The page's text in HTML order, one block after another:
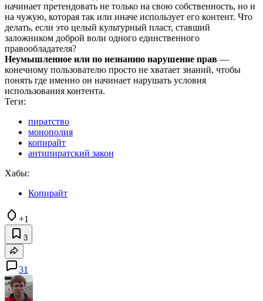
начинает претендовать не только на свою собственность, но и
на чужую, которая так или иначе использует его контент. Что
делать, если это целый культурный пласт, ставший
заложником доброй воли одного единственного
правообладателя?
Неумышленное или по незнанию нарушение прав —
конечному пользователю просто не хватает знаний, чтобы
понять где именно он начинает нарушать условия
использования контента.
Теги:
пиратство
монополия
копирайт
антипиратский закон
Хабы:
Копирайт
+1
3
31